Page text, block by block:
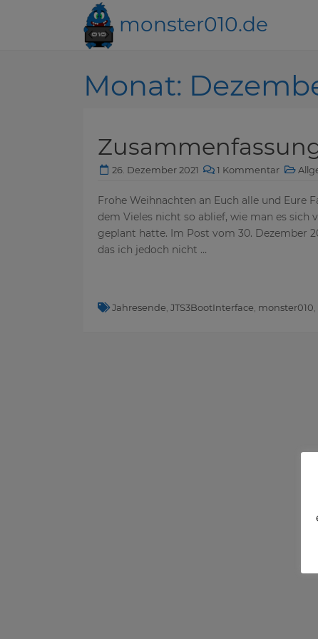
monster010.de
Monat:
26. Dezember 2021 1 Kommentar
Frohe Weihnachten an Euch alle und Eure
dem Vieles nicht so ablief, wie man es
geplant hatte. Im Post vom 30. Dezember
das ich jedoch nicht …
Jahresende JTS3BootInterface monster010